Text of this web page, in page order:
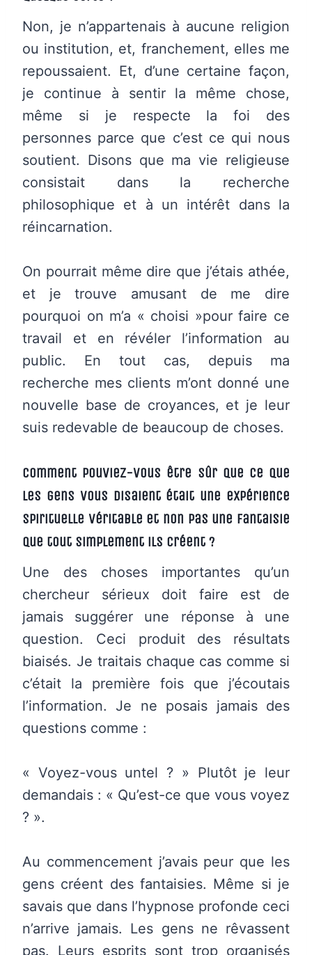
Non, je n’appartenais à aucune religion
ou institution, et, franchement, elles me
repoussaient. Et, d’une certaine façon,
je continue à sentir la même chose,
même si je respecte la foi des
personnes parce que c’est ce qui nous
soutient. Disons que ma vie religieuse
consistait dans la recherche
philosophique et à un intérêt dans la
réincarnation.
On pourrait même dire que j’étais athée,
et je trouve amusant de me dire
pourquoi on m’a « choisi »pour faire ce
travail et en révéler l’information au
public. En tout cas, depuis ma
recherche mes clients m’ont donné une
nouvelle base de croyances, et je leur
suis redevable de beaucoup de choses.
Comment pouviez-vous être sûr que ce que
les gens vous disaient était une expérience
spirituelle véritable et non pas une fantaisie
que tout simplement ils créent ?
Une des choses importantes qu’un
chercheur sérieux doit faire est de
jamais suggérer une réponse à une
question. Ceci produit des résultats
biaisés. Je traitais chaque cas comme si
c’était la première fois que j’écoutais
l’information. Je ne posais jamais des
questions comme :
« Voyez-vous untel ? » Plutôt je leur
demandais : « Qu’est-ce que vous voyez
? ».
Au commencement j’avais peur que les
gens créent des fantaisies. Même si je
savais que dans l’hypnose profonde ceci
n’arrive jamais. Les gens ne rêvassent
pas. Leurs esprits sont trop organisés